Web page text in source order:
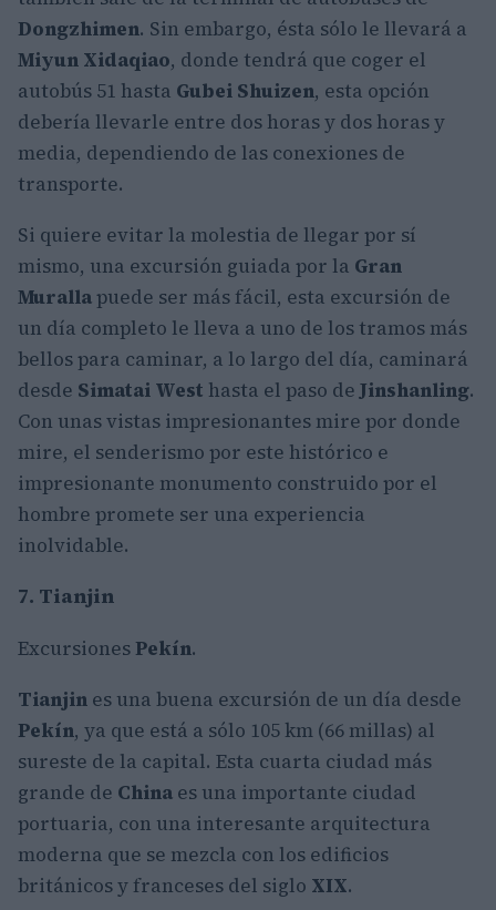
Dongzhimen. Sin embargo, ésta sólo le llevará a
Miyun Xidaqiao, donde tendrá que coger el
autobús 51 hasta Gubei Shuizen, esta opción
debería llevarle entre dos horas y dos horas y
media, dependiendo de las conexiones de
transporte.
Si quiere evitar la molestia de llegar por sí
mismo, una excursión guiada por la Gran
Murallapuede ser más fácil, esta excursión de
un día completo le lleva a uno de los tramos más
bellos para caminar, a lo largo del día, caminará
desde Simatai West hasta el paso deJinshanling.
Con unas vistas impresionantes mire por donde
mire, el senderismo por este histórico e
impresionante monumento construido por el
hombre promete ser una experiencia
inolvidable.
7. Tianjin
Excursiones Pekín.
Tianjin es una buena excursión de un día desde
Pekín, ya que está a sólo 105 km (66 millas) al
sureste de la capital. Esta cuarta ciudad más
grande de China es una importante ciudad
portuaria, con una interesante arquitectura
moderna que se mezcla con los edificios
británicos y franceses del siglo XIX.